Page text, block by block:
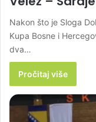
Nakon što je Sloga
Kupa Bosne i
dva…
Pročitaj više